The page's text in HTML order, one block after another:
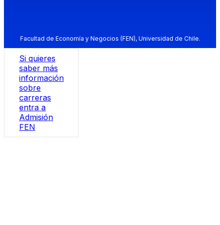
Facultad de Economía y Negocios (FEN), Universidad de Chile.
Si quieres
saber más
información
sobre
carreras
entra a
Admisión
FEN